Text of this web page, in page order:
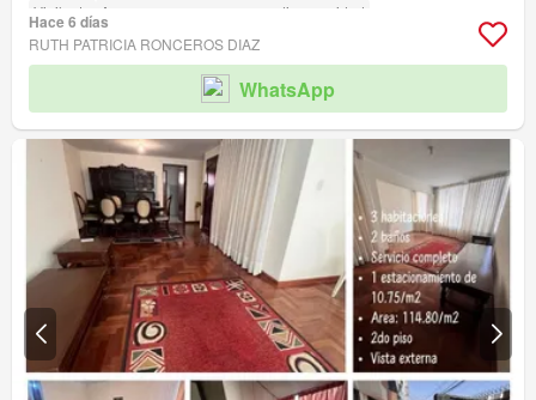
Vigilante
Acceso para personas con discapacidad
Hace 6 días
RUTH PATRICIA RONCEROS DIAZ
WhatsApp